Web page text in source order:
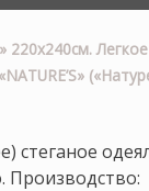
220х240см.